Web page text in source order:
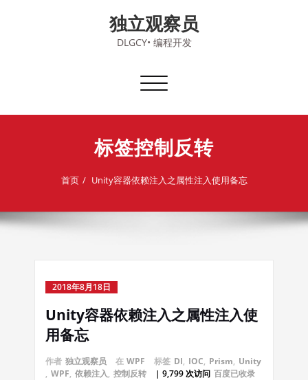
独立观察员
DLGCY• 编程开发
切
导
标签控制反转
首页 Unity容器依赖注入之属性注入使用备忘
2018年8月18日
Unity容器依赖注入之属性注入使
用备忘
作者 独立观察员 在 WPF 标签 DI, IOC, Prism, Unity
, WPF, 依赖注入, 控制反转 | 9,799 次访问 百度已收录